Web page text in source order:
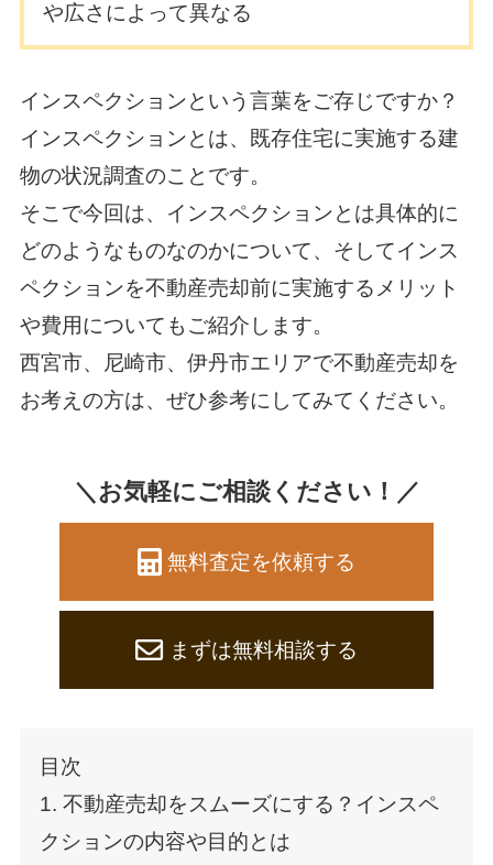
や広さによって異なる
インスペクションという言葉をご存じですか？
インスペクションとは、既存住宅に実施する建
物の状況調査のことです。
そこで今回は、インスペクションとは具体的に
どのようなものなのかについて、そしてインス
ペクションを不動産売却前に実施するメリット
や費用についてもご紹介します。
西宮市、尼崎市、伊丹市エリアで不動産売却を
お考えの方は、ぜひ参考にしてみてください。
＼お気軽にご相談ください！／
無料査定を依頼する
まずは無料相談する
目次
1. 不動産売却をスムーズにする？インスペ
クションの内容や目的とは